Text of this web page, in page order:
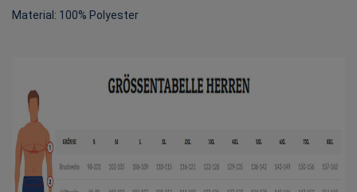
Material: 100% Polyester